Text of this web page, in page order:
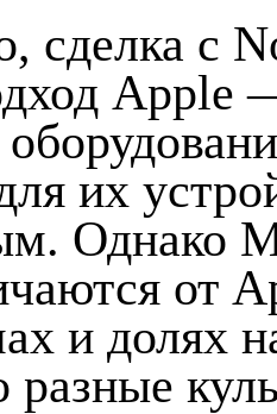
сделка с
Apple
их
Однако
от
и долях
разные